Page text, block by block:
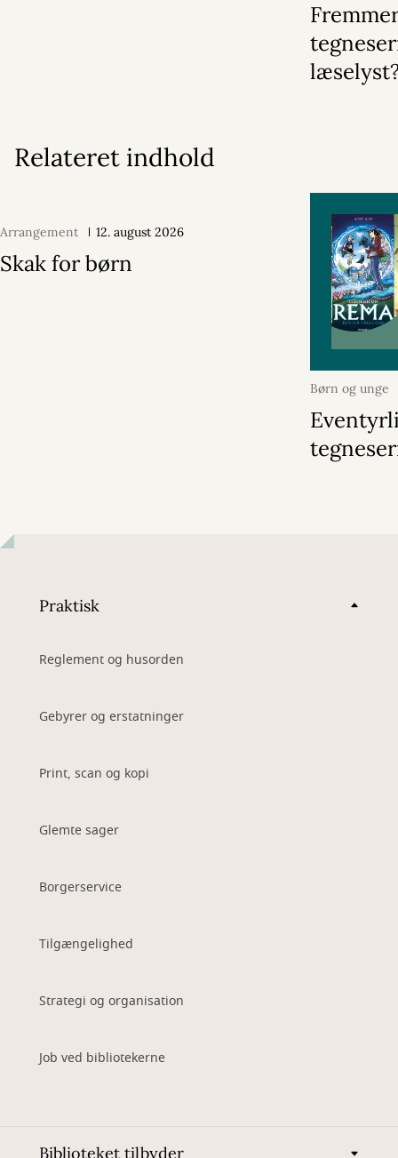
Relateret indhold
Arrangement 12. august 2026
Skak for børn
Børn og unge
2026
Praktisk
Reglement og husorden
Gebyrer og erstatninger
Print, scan og kopi
Glemte sager
Borgerservice
Tilgængelighed
Strategi og organisation
Job ved bibliotekerne
Biblioteket tilbyder